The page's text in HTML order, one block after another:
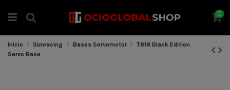
0
Inicio Simracing Bases Servomotor
T818 Black Edition
Servo Base